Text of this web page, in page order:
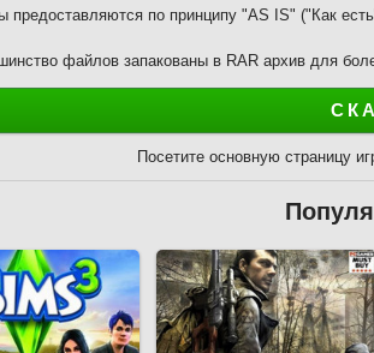
предоставляются по принципу "AS IS" ("Как
файлов запакованы в RAR архив для
Посетите основную страницу